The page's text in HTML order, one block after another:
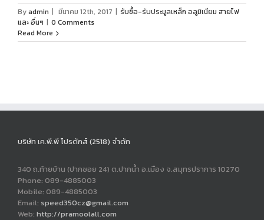
Byadmin | มีนาคม 12th, 2017 | รับซื้อ-รับประมูลเหล็ก อลูมิเนียม สายไฟ
และ อื่นๆ | 0 Comments
Read More
บริษัท เค.พี.พี โปรดักส์ (2518) จำดัก
340 ถ.ท้ายบ้าน (ปากซอย 24) ต.ปากน้ำ อ.เมือง จ.สมุทรปราการ 10270
Phone: 089-4885003
Mobile: 089-4885003
Email: speed350cz@gmail.com
Web: http://pramoolall.com